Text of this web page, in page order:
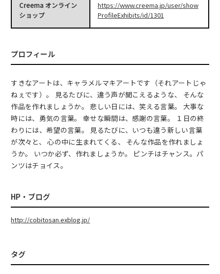
Creema オンライン
ショップ
https://www.creema.jp/user/show
ProfileExhibits/id/1301
プロフィール
すきなアートは、キャラメルマキアートです（それアートじゃ
ねぇです）。 見るたびに、違う声が聞こえるような、 そんな
作品を作れましょうか。 悲しい日には、笑える言葉。 大事な
時には、勇気の言葉。 幸せな瞬間は、感謝の言葉。 １日の終
わりには、希望の言葉。 見るたびに、いつも違う新しい言葉
が次々と、 心の中に生まれてくる、 そんな作品を作れましょ
うか。 いつか必ず、作れましょうか。 ピンチはチャンス。パ
ンツはチョイス。
HP・ブログ
http://cobitosan.exblog.jp/
タグ